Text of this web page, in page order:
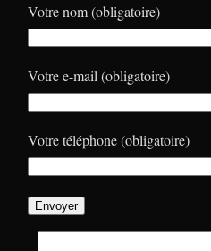
Votre nom (obligatoire)
Votre e-mail (obligatoire)
Votre téléphone (obligatoire)